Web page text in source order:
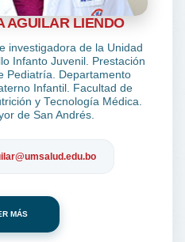
AGUILAR LIENDO
investigadora de la Unidad
Infanto Juvenil. Prestación
Pediatría. Departamento
Infantil. Facultad de
y Tecnología Médica.
de San Andrés.
MÁS